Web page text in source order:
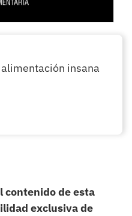
insana
contenido de esta
exclusiva de